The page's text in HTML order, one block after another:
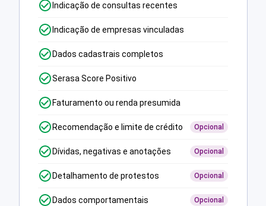
Indicação de consultas recentes
Indicação de empresas vinculadas
Dados cadastrais completos
Serasa Score Positivo
Faturamento ou renda presumida
Recomendação e limite de crédito Opcional
Dívidas, negativas e anotações Opcional
Detalhamento de protestos Opcional
Dados comportamentais Opcional